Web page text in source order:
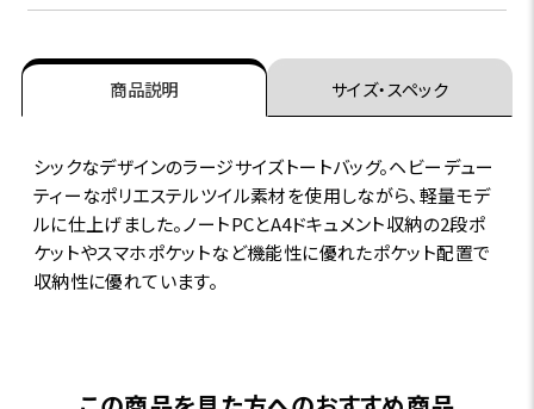
商品説明 サイズ・スペック
シックなデザインのラージサイズトートバッグ。ヘビーデュー
ティーなポリエステルツイル素材を使用しながら、軽量モデ
ルに仕上げました。ノートPCとA4ドキュメント収納の2段ポ
ケットやスマホポケットなど機能性に優れたポケット配置で
収納性に優れています。